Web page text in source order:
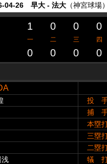
04-26 早大 - 法大 （神宮球場
1 0 0 0
一 二 三 四
0 0 0 0
投
捕
本塁
三塁
二塁
浅
犠